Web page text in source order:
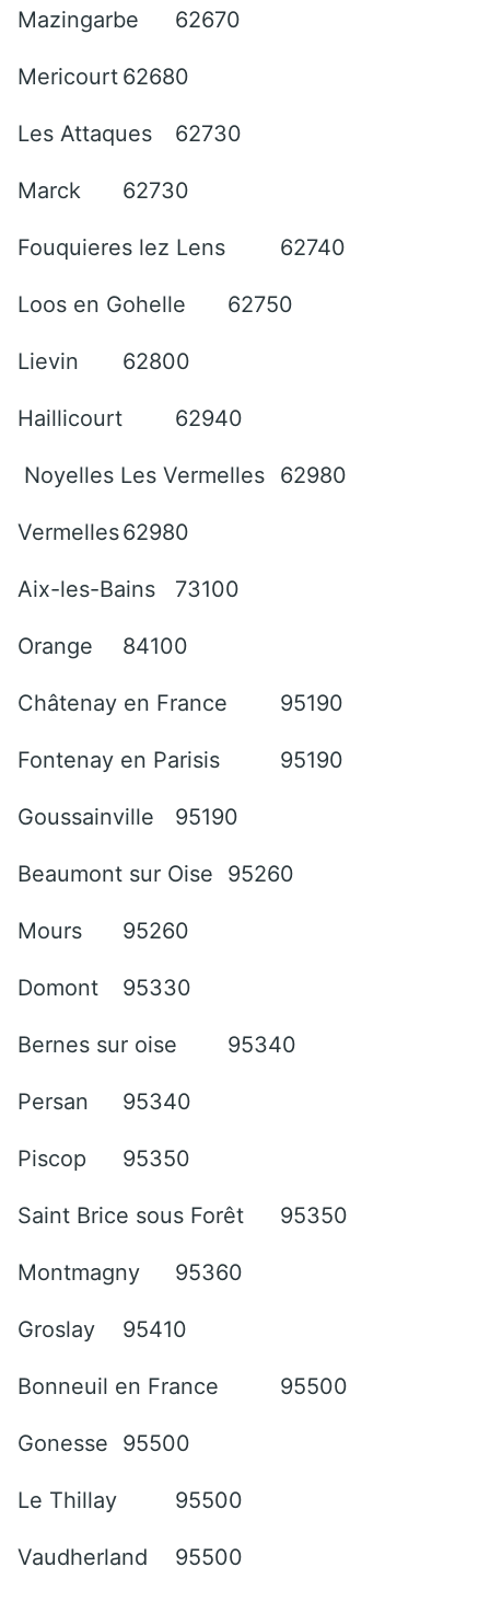
Mazingarbe 62670
Mericourt 62680
Les Attaques 62730
Marck 62730
Fouquieres lez Lens 62740
Loos en Gohelle 62750
Lievin 62800
Haillicourt 62940
Noyelles Les Vermelles 62980
Vermelles62980
Aix-les-Bains 73100
Orange 84100
Châtenay en France 95190
Fontenay en Parisis 95190
Goussainville 95190
Beaumont sur Oise 95260
Mours 95260
Domont 95330
Bernes sur oise 95340
Persan 95340
Piscop 95350
Saint Brice sous Forêt 95350
Montmagny 95360
Groslay 95410
Bonneuil en France 95500
Gonesse 95500
Le Thillay 95500
Vaudherland 95500